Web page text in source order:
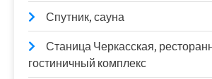
Спутник, сауна
Станица Черкасская,
гостиничный комплекс